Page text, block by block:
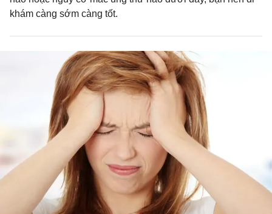
khám càng sớm càng tốt.